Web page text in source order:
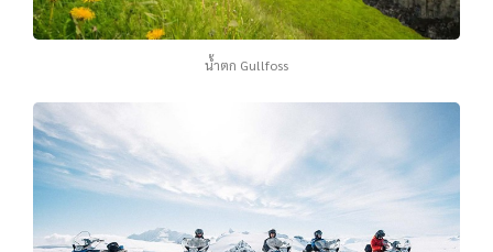
น้ำตก Gullfoss